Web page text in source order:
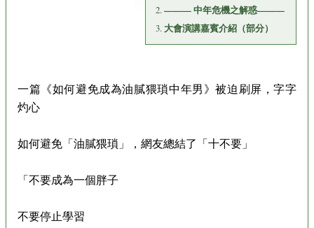
2.——— 中年危機之解惑———
3. 大會演講嘉賓介紹（部分）
一篇《如何避免成為油膩猥瑣中年男》被迫刷屏，字字
灼心
如何避免「油膩猥瑣」，網友總結了「十不要」
「不要成為一個胖子
不要停止學習